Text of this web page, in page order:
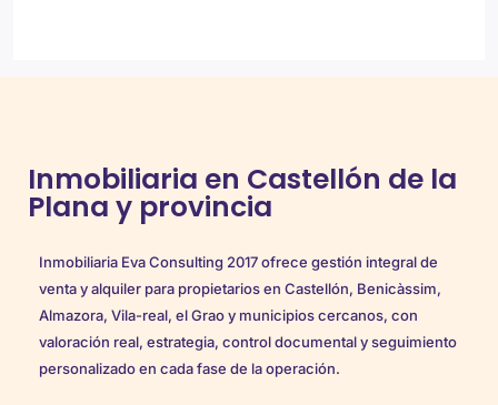
Inmobiliaria en Castellón de la
Plana y provincia
Inmobiliaria Eva Consulting 2017 ofrece gestión integral de
venta y alquiler para propietarios en Castellón, Benicàssim,
Almazora, Vila-real, el Grao y municipios cercanos, con
valoración real, estrategia, control documental y seguimiento
personalizado en cada fase de la operación.